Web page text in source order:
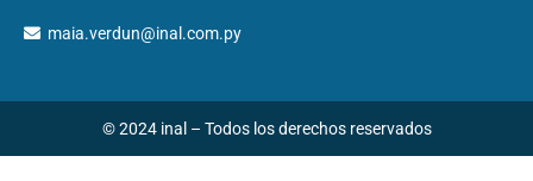
maia.verdun@inal.com.py
© 2024 inal – Todos los derechos reservados